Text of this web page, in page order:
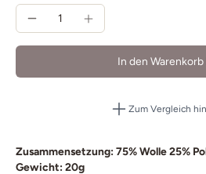
In den Warenkorb
Zum Vergleich
Zusammensetzung: 75% Wolle 25%
Gewicht: 20g